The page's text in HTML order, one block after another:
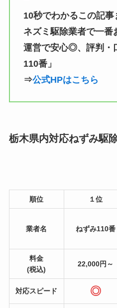
10秒でわかるこの記事
ネズミ駆除業者で一番
運営で安心◎、評判・
110番」
⇒公式HPはこちら
栃木県内対応ねずみ駆
順位 １位
業者名 ねずみ110番
料金
(税込)
22,000円～
対応スピード ◎